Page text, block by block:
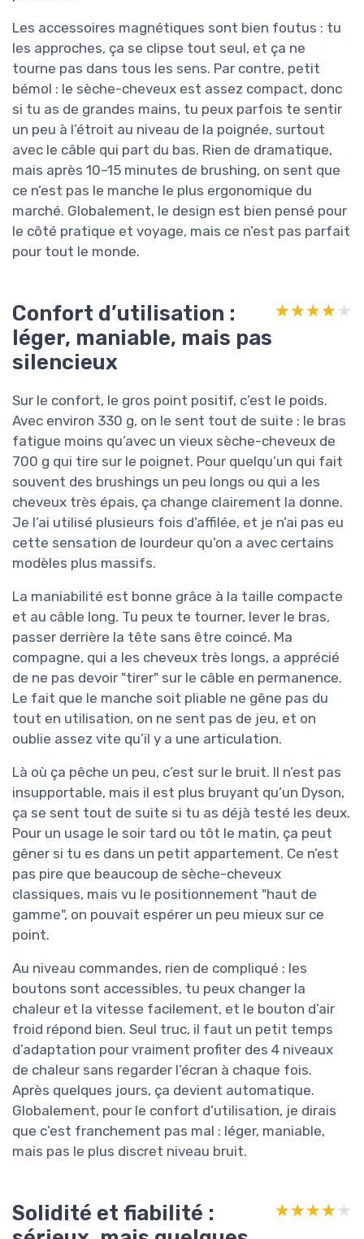
Les accessoires magnétiques sont bien foutus : tu
les approches, ça se clipse tout seul, et ça ne
tourne pas dans tous les sens. Par contre, petit
bémol : le sèche-cheveux est assez compact, donc
si tu as de grandes mains, tu peux parfois te sentir
un peu à l’étroit au niveau de la poignée, surtout
avec le câble qui part du bas. Rien de dramatique,
mais après 10–15 minutes de brushing, on sent que
ce n’est pas le manche le plus ergonomique du
marché. Globalement, le design est bien pensé pour
le côté pratique et voyage, mais ce n’est pas parfait
pour tout le monde.
Confort d’utilisation :
léger, maniable, mais pas
silencieux
★★★★★
★★★★★
Sur le confort, le gros point positif, c’est le poids.
Avec environ 330 g, on le sent tout de suite : le bras
fatigue moins qu’avec un vieux sèche-cheveux de
700 g qui tire sur le poignet. Pour quelqu’un qui fait
souvent des brushings un peu longs ou qui a les
cheveux très épais, ça change clairement la donne.
Je l’ai utilisé plusieurs fois d’affilée, et je n’ai pas eu
cette sensation de lourdeur qu’on a avec certains
modèles plus massifs.
La maniabilité est bonne grâce à la taille compacte
et au câble long. Tu peux te tourner, lever le bras,
passer derrière la tête sans être coincé. Ma
compagne, qui a les cheveux très longs, a apprécié
de ne pas devoir "tirer" sur le câble en permanence.
Le fait que le manche soit pliable ne gêne pas du
tout en utilisation, on ne sent pas de jeu, et on
oublie assez vite qu’il y a une articulation.
Là où ça pêche un peu, c’est sur le bruit. Il n’est pas
insupportable, mais il est plus bruyant qu’un Dyson,
ça se sent tout de suite si tu as déjà testé les deux.
Pour un usage le soir tard ou tôt le matin, ça peut
gêner si tu es dans un petit appartement. Ce n’est
pas pire que beaucoup de sèche-cheveux
classiques, mais vu le positionnement "haut de
gamme", on pouvait espérer un peu mieux sur ce
point.
Au niveau commandes, rien de compliqué : les
boutons sont accessibles, tu peux changer la
chaleur et la vitesse facilement, et le bouton d’air
froid répond bien. Seul truc, il faut un petit temps
d’adaptation pour vraiment profiter des 4 niveaux
de chaleur sans regarder l’écran à chaque fois.
Après quelques jours, ça devient automatique.
Globalement, pour le confort d’utilisation, je dirais
que c’est franchement pas mal : léger, maniable,
mais pas le plus discret niveau bruit.
Solidité et fiabilité :
★★★★★
★★★★★